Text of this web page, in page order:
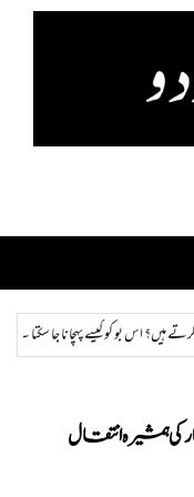
جا سکتا ہے؟ ہمراز:
کی ہمشیرہ انتقال